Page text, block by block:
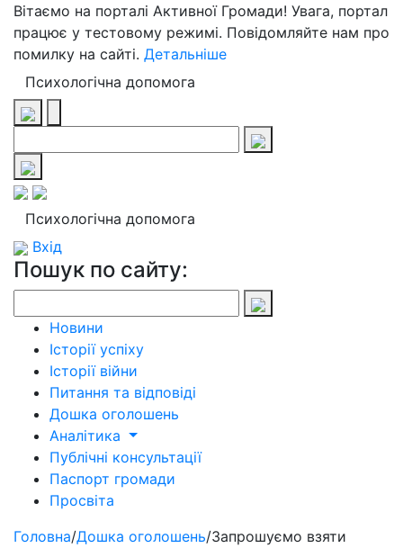
Вітаємо на порталі Активної Громади! Увага, портал
працює у тестовому режимі. Повідомляйте нам про
помилку на сайті. Детальніше
Психологічна допомога
Психологічна допомога
Вхід
Пошук по сайту:
Новини
Історії успіху
Історії війни
Питання та відповіді
Дошка оголошень
Аналітика
Публічні консультації
Паспорт громади
Просвіта
Головна/Дошка оголошень/Запрошуємо взяти